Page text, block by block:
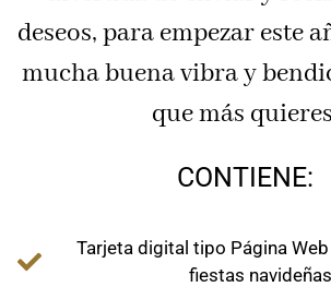
deseos, para empezar este
mucha buena vibra y
que más
CONTIENE:
Tarjeta digital tipo Página
fiestas